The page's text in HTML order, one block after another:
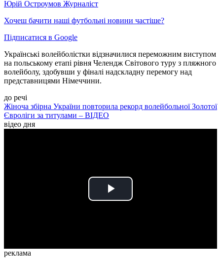
Юрій Остроумов Журналіст
Хочеш бачити наші футбольні новини частіше?
Підписатися в Google
Українські волейболістки відзначилися переможним виступом
на польському етапі рівня Челендж Світового туру з пляжного
волейболу, здобувши у фіналі надскладну перемогу над
представницями Німеччини.
до речі
Жіноча збірна України повторила рекорд волейбольної Золотої
Євроліги за титулами – ВІДЕО
відео дня
Play
реклама